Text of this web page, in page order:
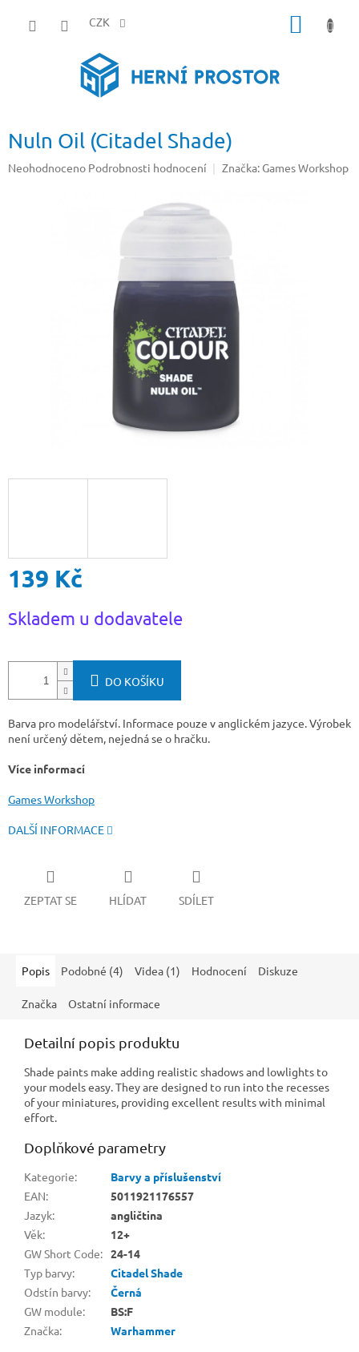
CZK
Nuln Oil (Citadel Shade)
Průměrné
Neohodnoceno Podrobnosti hodnocení Značka: Games Workshop
139 Kč
cena:
Skladem u dodavatele
DO KOŠÍKU
Barva pro modelářství. Informace pouze v anglickém jazyce. Výrobek
není určený dětem, nejedná se o hračku.
Více informací
Games Workshop
DALŠÍ INFORMACE
ZEPTAT SE HLÍDAT SDÍLET
Popis Podobné (4) Videa (1) Hodnocení Diskuze
Značka Ostatní informace
Detailní popis produktu
Shade paints make adding realistic shadows and lowlights to
your models easy. They are designed to run into the recesses
of your miniatures, providing excellent results with minimal
effort.
Doplňkové parametry
Kategorie:
Barvy a příslušenství
EAN:
5011921176557
Jazyk:
angličtina
Věk:
12+
GW Short Code: 24-14
Typ barvy:
Citadel Shade
Odstín barvy:
Černá
GW module:
BS:F
Značka: Warhammer